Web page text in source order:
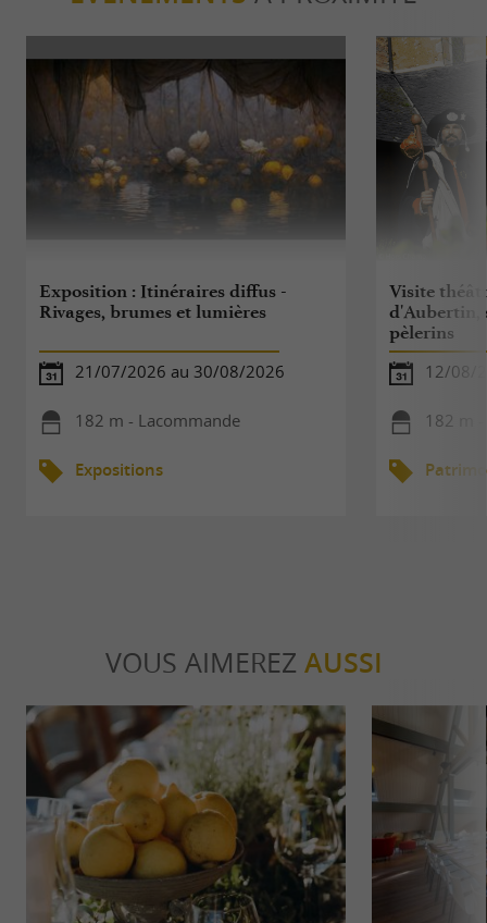
Exposition : Itinéraires diffus -
Rivages, brumes et lumières
21/07/2026 au 30/08/2026
182 m - Lacommande
Expositions
Visite
d'Aubertin,
pèlerins
12/08/
182 m
VOUS AIMEREZ AUSSI